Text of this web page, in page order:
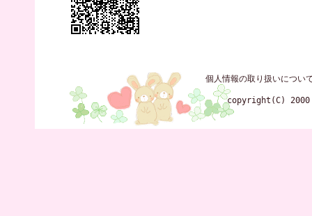
個人情報の取り扱いについ
copyright(C) 2000